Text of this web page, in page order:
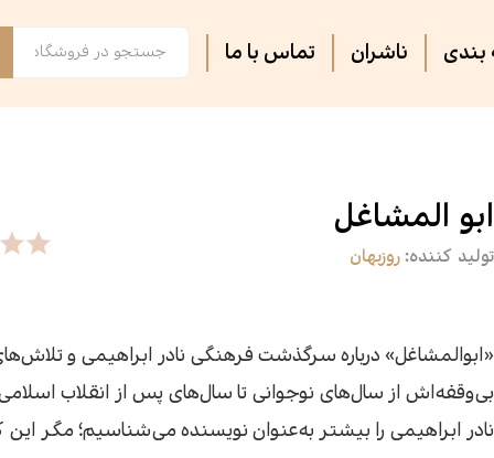
بندی
ثبت نام دوره های آموزشی
آشپزی
سیاسی
ناشران
روایت فتح
آرام دل
کتاب فردا
تماس با ما
ابو المشاغل
تولید کننده: روزبهان
«ابوالمشاغل» درباره سرگذشت فرهنگی نادر ابراهیمی و
بی‌وقفه‌اش از سال‌های نوجوانی تا سال‌های پس از انقلاب
نادر ابراهیمی را بیشتر به‌عنوان نویسنده می‌شناسیم؛ مگر این